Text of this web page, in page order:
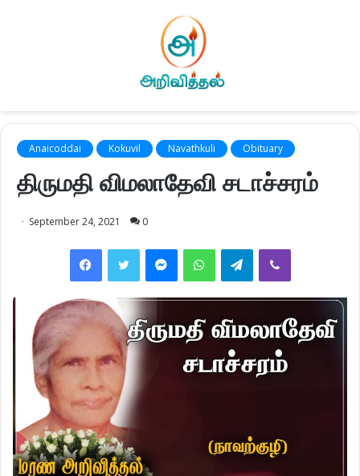
Anaicoddai Kokuvil Navathkuli Obituary
திருமதி விமலாதேவி சடாச்சரம்
September 24, 2021 0
FacebookTwitter MessengerWhatsAppTelegramViber